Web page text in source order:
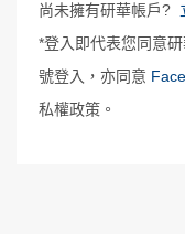
尚未擁有研華帳戶?
*登入即代表您同意
號登入，亦同意
私權政策。